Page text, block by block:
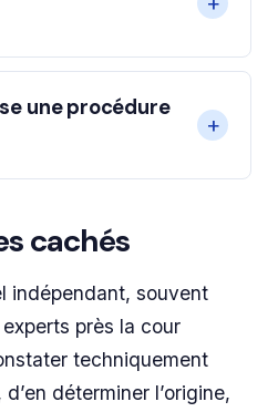
une procédure
cachés
indépendant, souvent
près la cour
techniquement
déterminer l’origine,